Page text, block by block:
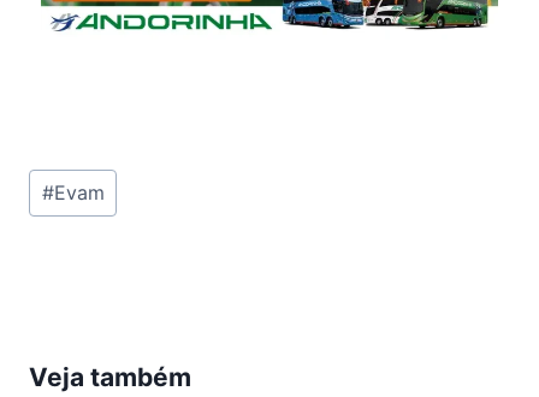
Tags
do
#Evam
Veja também